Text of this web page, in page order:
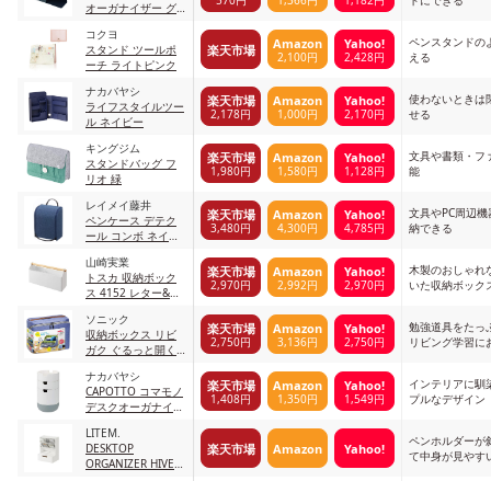
オーガナイザー グ
コクヨ
スタンド ツールポ
ーチ ライトピンク
楽天市場 Amazon
2,100円
Yahoo!
2,428円
ペンスタンドの
える
ナカバヤシ
ライフスタイルツー
ル ネイビー
楽天市場
2,178円
Amazon
1,000円
Yahoo!
2,170円
使わないときは
せる
キングジム
スタンドバッグ フ
リオ 緑
楽天市場
1,980円
Amazon
1,580円
Yahoo!
1,128円
文具や書類・フ
能
レイメイ藤井
ペンケース デテク
ール コンボ ネイビ
楽天市場
3,480円
Amazon
4,300円
Yahoo!
4,785円
文具やPC周辺
納できる
山崎実業
トスカ 収納ボック
ス 4152 レター&ペ
楽天市場
2,970円
Amazon
2,992円
Yahoo!
2,970円
木製のおしゃれ
いた収納ボック
ソニック
収納ボックス リビ
ガク ぐるっと開く
楽天市場
2,750円
Amazon
3,136円
Yahoo!
2,750円
勉強道具をたっ
リビング学習に
ナカバヤシ
CAPOTTO コマモノ
デスクオーガナイザ
楽天市場
1,408円
Amazon
1,350円
Yahoo!
1,549円
インテリアに馴
プルなデザイン
LITEM.
DESKTOP
ORGANIZER HIVE
楽天市場 Amazon Yahoo!
ペンホルダーが
て中身が見やす